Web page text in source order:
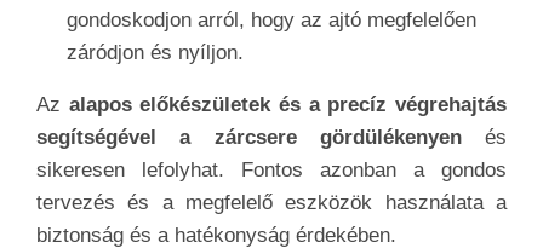
gondoskodjon arról, hogy az ajtó megfelelően
záródjon és nyíljon.
Az alapos előkészületek és a precíz végrehajtás
segítségével a zárcsere gördülékenyenés
sikeresen lefolyhat. Fontos azonban a gondos
tervezés és a megfelelő eszközök használata a
biztonság és a hatékonyság érdekében.